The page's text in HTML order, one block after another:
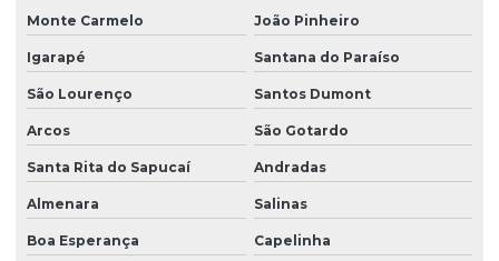
Monte Carmelo João Pinheiro
Igarapé Santana do Paraíso
São Lourenço Santos Dumont
Arcos São Gotardo
Santa Rita do Sapucaí Andradas
Almenara Salinas
Boa Esperança Capelinha